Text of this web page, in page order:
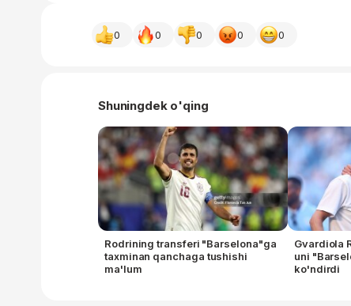
0 0 0 0 0
Shuningdek o'qing
Rodrining transferi "Barselona"ga
taxminan qanchaga tushishi
ma'lum
Gvardiola
uni
ko'ndirdi